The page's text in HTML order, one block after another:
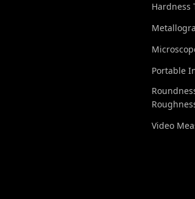
Hardness
Portable
Video